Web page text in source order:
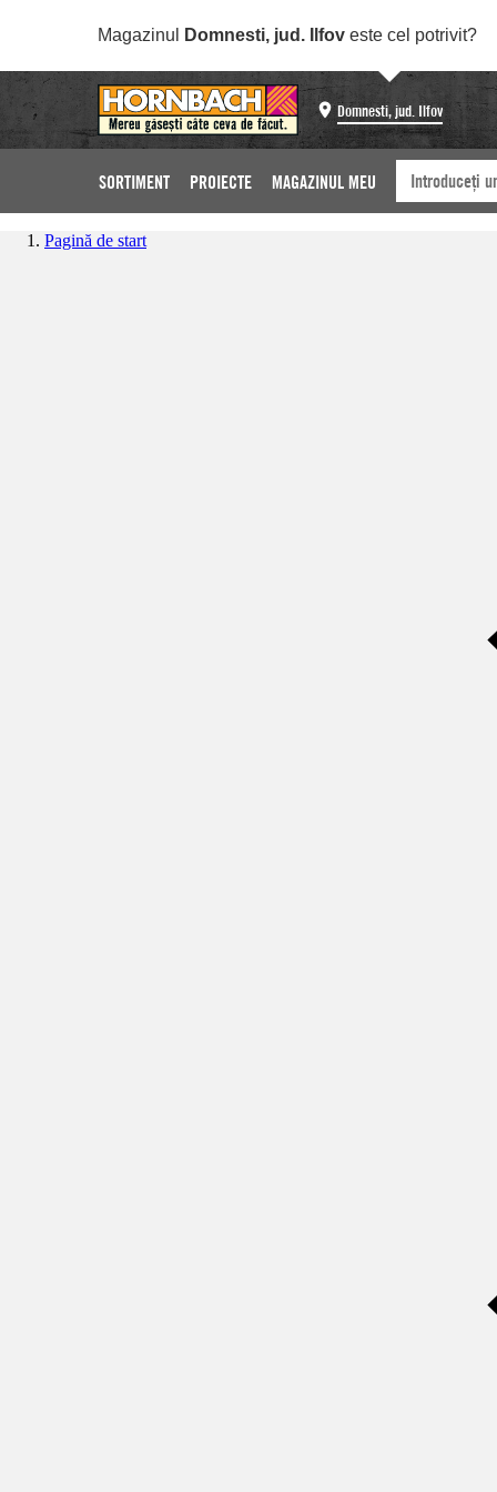
Magazinul Domnesti, jud. Ilfov este cel potrivit?
Domnesti, jud. Ilfov
SORTIMENT PROIECTE MAGAZINUL MEU
Pagină de start